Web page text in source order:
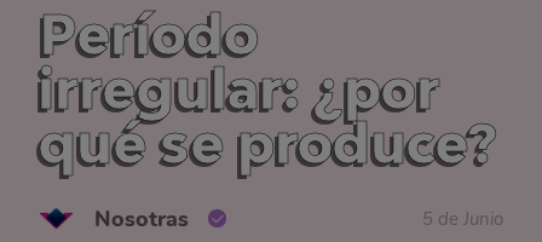
Período
irregular: ¿por
qué se produce?
Nosotras 5 de Junio